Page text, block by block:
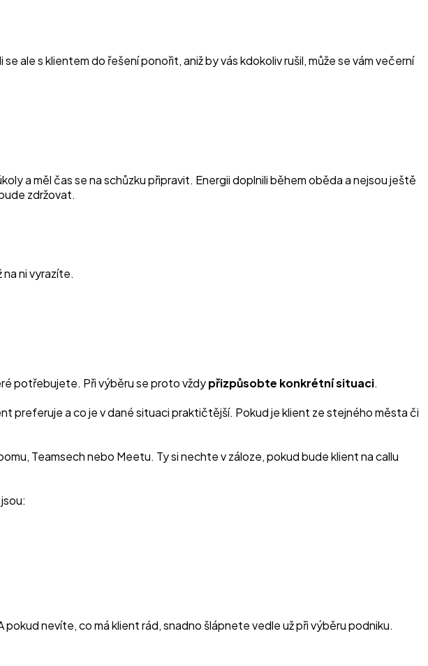
ale s klientem do řešení ponořit, aniž by vás kdokoliv rušil, může se vám večerní
a měl čas se na schůzku připravit. Energii doplnili během oběda a nejsou ještě
zdržovat.
ni vyrazíte.
potřebujete. Při výběru se proto vždypřizpůsobte konkrétní situaci.
preferuje a co je v dané situaci praktičtější. Pokud je klient ze stejného města či
Teamsech nebo Meetu. Ty si nechte v záloze, pokud bude klient na callu
pokud nevíte, co má klient rád, snadno šlápnete vedle už při výběru podniku.